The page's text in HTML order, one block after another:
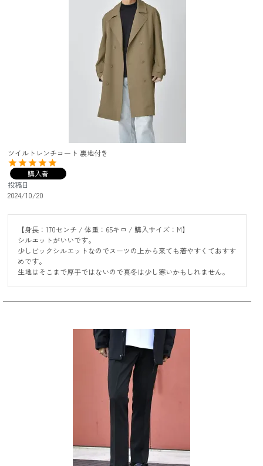
ツイルトレンチコート 裏地付き
購入者
投稿日
2024/10/20
【身長：170センチ / 体重：65キロ / 購入サイズ：M】
シルエットがいいです。
少しビックシルエットなのでスーツの上から来ても着やすくておすす
めです。
生地はそこまで厚手ではないので真冬は少し寒いかもしれません。